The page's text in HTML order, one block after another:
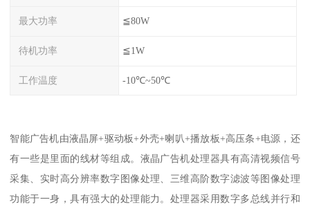
最大功率 ≦80W
待机功率 ≦1W
工作温度 -10℃~50℃
智能广告机由液晶屏+驱动板+外壳+喇叭+播放板+高压条+电源，还
有一些是里面的线材等组成。液晶广告机处理器具有高清视频信号
采集、实时高分辨率数字图像处理、三维高阶数字滤波等图像处理
功能于一身，具有强大的处理能力。处理器采用数字多总线并行和